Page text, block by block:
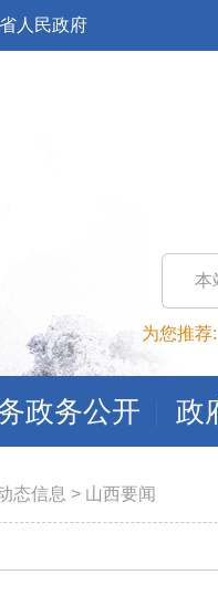
人民政府
本
为您推荐:
政务公开 政
态信息 > 山西要闻